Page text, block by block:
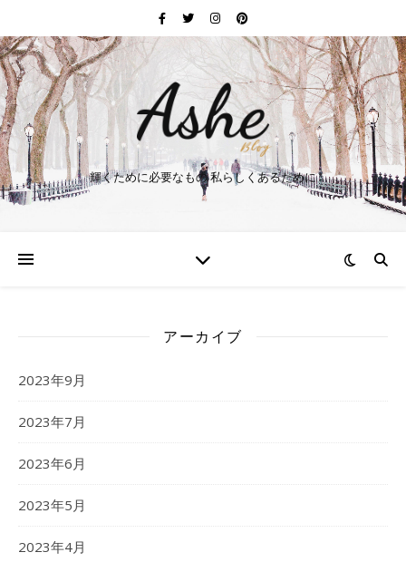
輝くために必要なもの 私らしくあるために
アーカイブ
2023年9月
2023年7月
2023年6月
2023年5月
2023年4月